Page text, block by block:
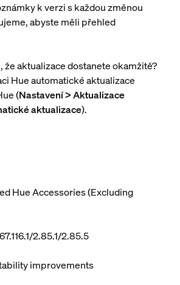
k verzi s každou změnou
abyste měli přehled
že aktualizace dostanete okamžitě?
Hue automatické aktualizace
(Nastavení > Aktualizace
aktualizace).
Hue Accessories (Excluding
2.85.1/2.85.5
improvements